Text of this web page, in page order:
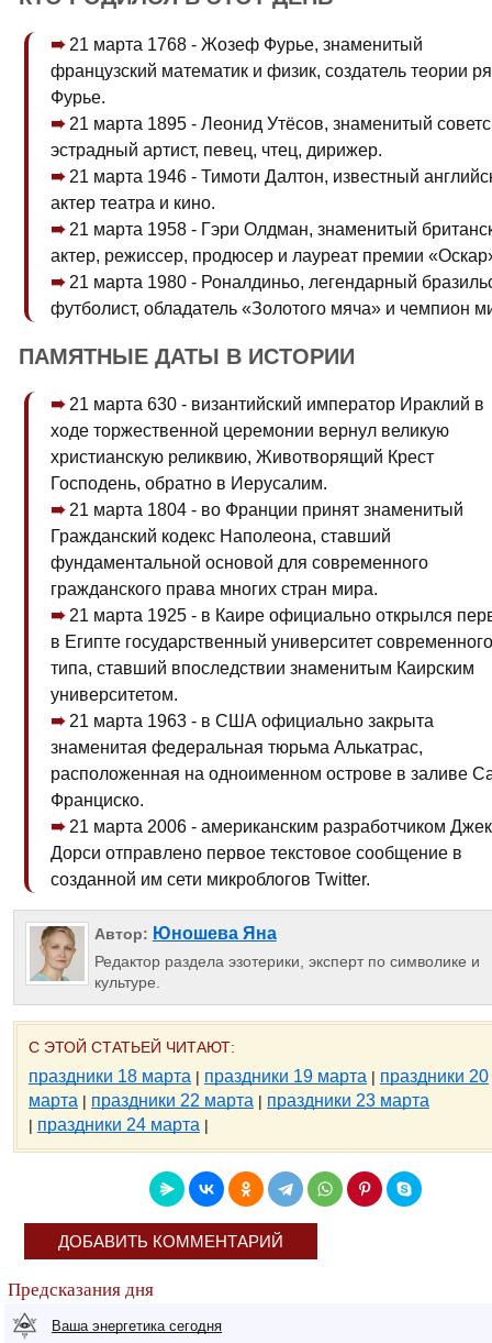
21 марта 1768 - Жозеф Фурье, знаменитый
французский математик и физик, создатель теории
Фурье.
21 марта 1895 - Леонид Утёсов, знаменитый
эстрадный артист, певец, чтец, дирижер.
21 марта 1946 - Тимоти Далтон, известный
актер театра и кино.
21 марта 1958 - Гэри Олдман, знаменитый
актер, режиссер, продюсер и лауреат премии
21 марта 1980 - Роналдиньо, легендарный
футболист, обладатель «Золотого мяча» и чемпион
ПАМЯТНЫЕ ДАТЫ В ИСТОРИИ
21 марта 630 - византийский император Ираклий в
ходе торжественной церемонии вернул великую
христианскую реликвию, Животворящий Крест
Господень, обратно в Иерусалим.
21 марта 1804 - во Франции принят знаменитый
Гражданский кодекс Наполеона, ставший
фундаментальной основой для современного
гражданского права многих стран мира.
21 марта 1925 - в Каире официально открылся
в Египте государственный университет современного
типа, ставший впоследствии знаменитым Каирским
университетом.
21 марта 1963 - в США официально закрыта
знаменитая федеральная тюрьма Алькатрас,
расположенная на одноименном острове в заливе
Франциско.
21 марта 2006 - американским разработчиком
Дорси отправлено первое текстовое сообщение в
созданной им сети микроблогов Twitter.
Автор: Юношева Яна
Редактор раздела эзотерики, эксперт по символике и
культуре.
С ЭТОЙ СТАТЬЕЙ ЧИТАЮТ:
праздники 18 марта | праздники 19 марта | праздники 20
марта | праздники 22 марта | праздники 23 марта
| праздники 24 марта |
ДОБАВИТЬ КОММЕНТАРИЙ
Предсказания дня
Ваша энергетика сегодня